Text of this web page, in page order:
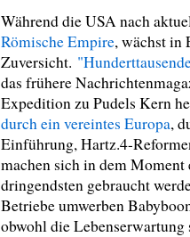
Während die USA nach
Römische Empire, wächst in
Zuversicht.
das frühere
Expedition zu Pudels Kern
durch ein vereintes Europa,
Einführung, Hartz.4-
machen sich in dem
dringendsten gebraucht
Betriebe umwerben
obwohl die Lebenserwartung